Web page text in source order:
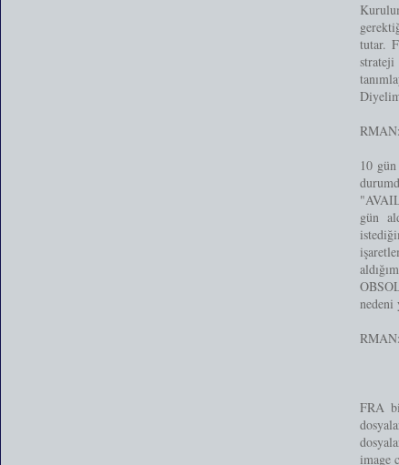
tutar.
10
gün
nedeni
FRA
image